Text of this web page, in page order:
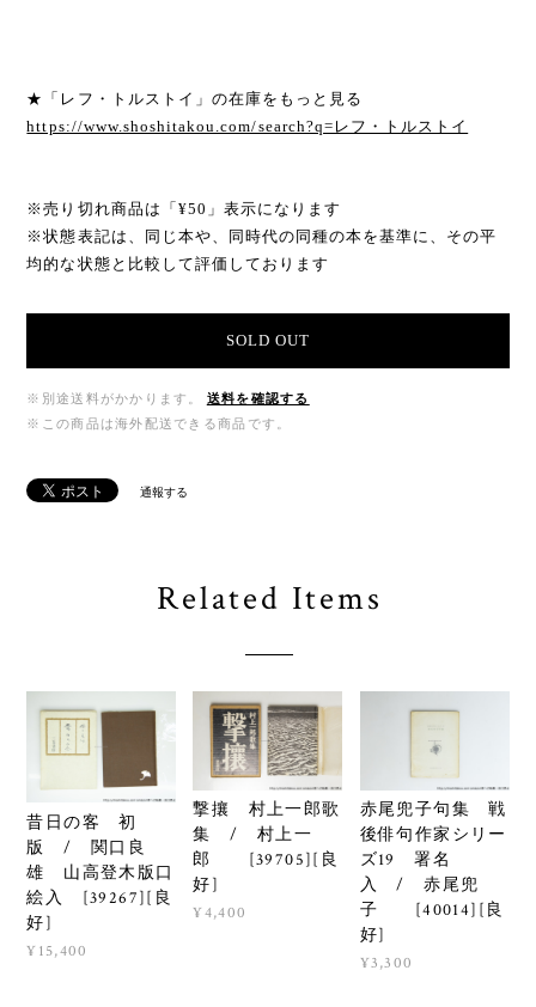
★「レフ・トルストイ」の在庫をもっと見る
https://www.shoshitakou.com/search?q=レフ・トルストイ
※売り切れ商品は「¥50」表示になります
※状態表記は、同じ本や、同時代の同種の本を基準に、その平
均的な状態と比較して評価しております
SOLD OUT
※別途送料がかかります。
送料を確認する
※この商品は海外配送できる商品です。
通報する
Related Items
昔日の客 初
版 / 関口良
雄 山高登木版口
絵入 [39267][良
好]
¥15,400
撃攘 村上一郎歌
集 / 村上一
郎 [39705][良
好]
¥4,400
赤尾兜子句集 戦
後俳句作家シリー
ズ19 署名
入 / 赤尾兜
子 [40014][良
好]
¥3,300